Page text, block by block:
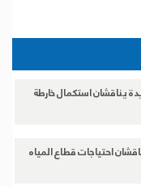
يناقشان استكمال خارطة
احتياجات قطاع المياه